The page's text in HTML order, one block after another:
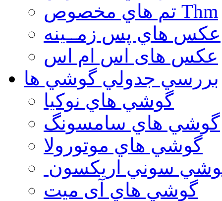
تم هاي مخصوص Thm
عكس هاي پس زمــينه
عكس های اس ام اس
بررسي جدولي گوشي ها
گوشي هاي نوكيا
گوشي هاي سامسونگ
گوشي هاي موتورولا
سوني اريكسون
گوشي هاي آی میت